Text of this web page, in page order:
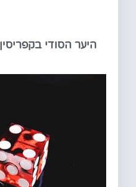
היער הסודי